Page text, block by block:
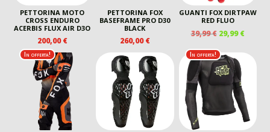
PETTORINA MOTO
CROSS ENDURO
ACERBIS FLUX AIR D3O
200,00€
PETTORINA FOX
BASEFRAME PRO D30
BLACK
260,00€
GUANTI FOX DIRTPAW
RED FLUO
39,99€ IL
ORIGINALE
ERA:
39,99 €.
29,99€IL
In offerta! In offerta!